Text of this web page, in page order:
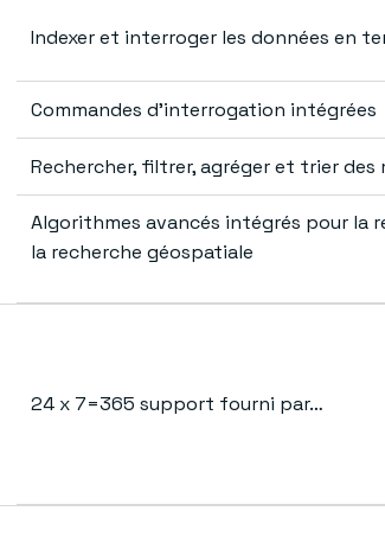
Indexer et interroger les données en
Commandes d’interrogation intégrées
Rechercher, filtrer, agréger et trier des
Algorithmes avancés intégrés pour la
la recherche géospatiale
24 x 7=365 support fourni par…